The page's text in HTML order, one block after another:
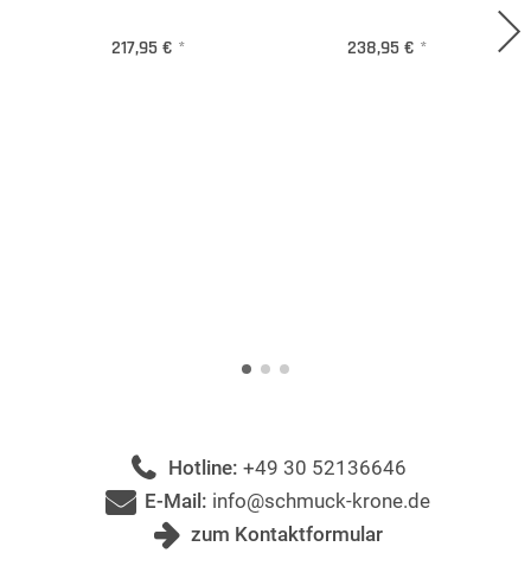
217,95 € * 238,95 € *
Hotline: +49 30 52136646
E-Mail: info@schmuck-krone.de
zum Kontaktformular